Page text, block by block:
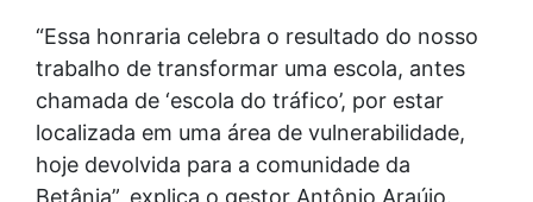
“Essa honraria celebra o resultado do nosso
trabalho de transformar uma escola, antes
chamada de ‘escola do tráfico’, por estar
localizada em uma área de vulnerabilidade,
hoje devolvida para a comunidade da